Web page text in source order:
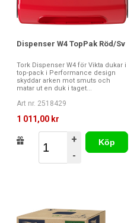
Dispenser W4 TopPak Röd/Sv
Tork Dispenser W4 för Vikta dukar i
top-pack i Performance design
skyddar arken mot smuts och
matar ut en duk i taget...
Art nr. 2518429
1 011,00 kr
+
-
Köp